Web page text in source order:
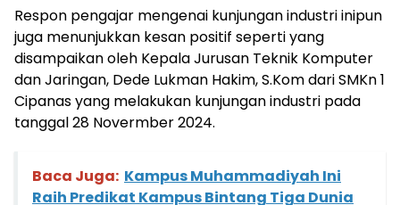
Respon pengajar mengenai kunjungan industri inipun
juga menunjukkan kesan positif seperti yang
disampaikan oleh Kepala Jurusan Teknik Komputer
dan Jaringan, Dede Lukman Hakim, S.Kom dari SMKn 1
Cipanas yang melakukan kunjungan industri pada
tanggal 28 Novermber 2024.
Baca Juga: Kampus Muhammadiyah Ini
Raih Predikat Kampus Bintang Tiga Dunia